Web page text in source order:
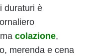
duraturi è
colazione,
merenda e cena